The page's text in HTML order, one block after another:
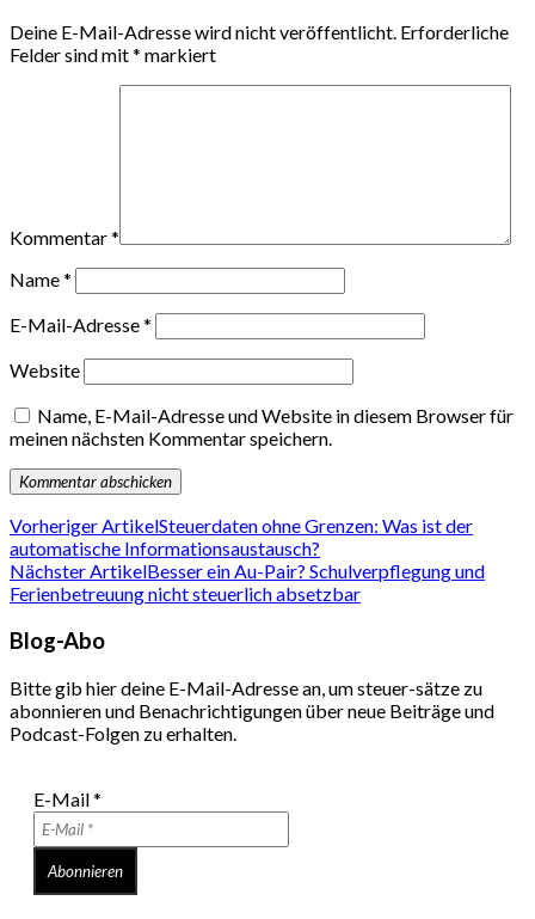
Deine E-Mail-Adresse wird nicht veröffentlicht. Erforderliche
Felder sind mit* markiert
Kommentar*
Name*
E-Mail-Adresse*
Website
Name, E-Mail-Adresse und Website in diesem Browser für
meinen nächsten Kommentar speichern.
Vorheriger ArtikelSteuerdaten ohne Grenzen: Was ist der
automatische Informationsaustausch?
Nächster ArtikelBesser ein Au-Pair? Schulverpflegung und
Ferienbetreuung nicht steuerlich absetzbar
Blog-Abo
Bitte gib hier deine E-Mail-Adresse an, um steuer-sätze zu
abonnieren und Benachrichtigungen über neue Beiträge und
Podcast-Folgen zu erhalten.
E-Mail*